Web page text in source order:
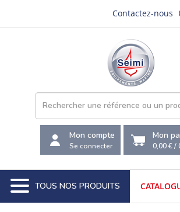
Contactez-nous
Mon compte
Se connecter
Mon
0,00 €/
TOUS NOS PRODUITS